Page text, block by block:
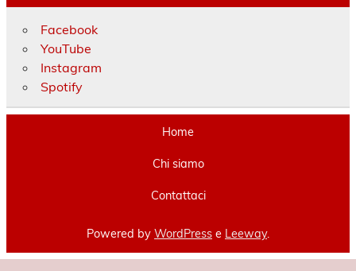
Facebook
YouTube
Instagram
Spotify
Home
Chi siamo
Contattaci
Powered by WordPress e Leeway.